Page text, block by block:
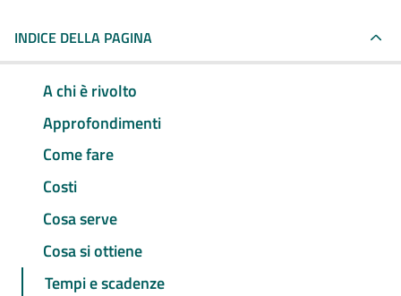
INDICE DELLA PAGINA
A chi è rivolto
Approfondimenti
Come fare
Costi
Cosa serve
Cosa si ottiene
Tempi e scadenze